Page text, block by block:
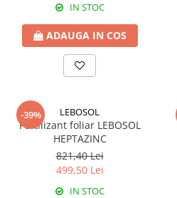
Biostimulatori
Fertilizanți foliari
COACĂZ
Erbicide
Insecticide
CONIFERE
Insecticide
Fertilizanti foliari
Fungicide
Insecticide
Biostimulatori
Fertilizanți foliari
IN STOC
ADAUGA IN COS
-39% LEBOSOL
Fertilizant foliar LEBOSOL
HEPTAZINC
821,40 Lei
499,50 Lei
IN STOC